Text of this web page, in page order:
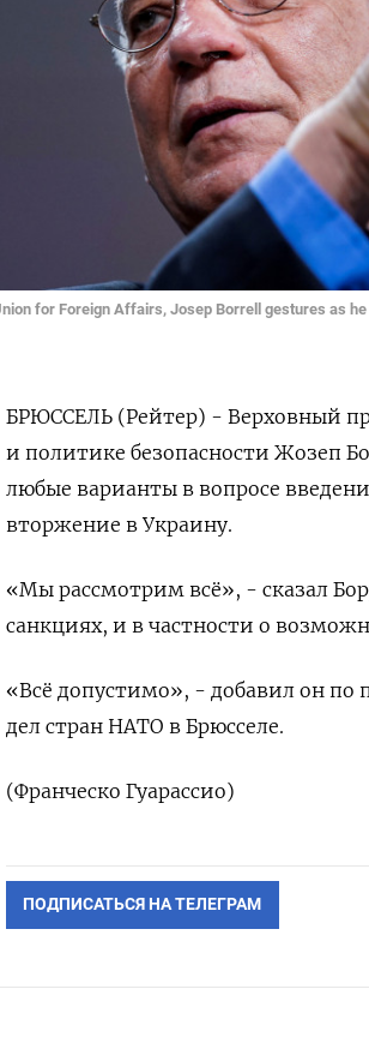
for Foreign Affairs, Josep Borrell gestures as
БРЮССЕЛЬ (Рейтер) - Верховный
и политике безопасности Жозеп
любые варианты в вопросе
вторжение в Украину.
«Мы рассмотрим всё», - сказал
санкциях, и в частности о
«Всё допустимо», - добавил он
дел стран НАТО в Брюсселе.
(Франческо Гуарассио)
ПОДПИСАТЬСЯ НА ТЕЛЕГРАМ